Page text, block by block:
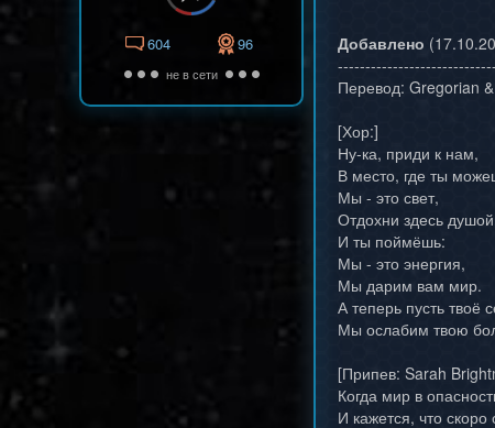
604 96
не в сети
Добавлено
Перевод: Gregorian
[Хор:]
Ну-ка, приди к нам,
В место, где ты
Мы - это свет,
Отдохни здесь
И ты поймёшь:
Мы - это энергия,
Мы дарим вам мир.
А теперь пусть твоё
Мы ослабим твою
[Припев: Sarah
Когда мир в
И кажется, что скоро